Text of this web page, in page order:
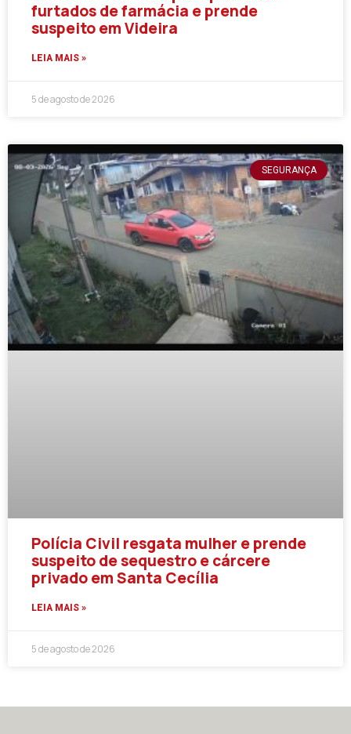
furtados de farmácia e prende
suspeito em Videira
LEIA MAIS »
5 de agosto de 2026
SEGURANÇA
Polícia Civil resgata mulher e prende
suspeito de sequestro e cárcere
privado em Santa Cecília
LEIA MAIS »
5 de agosto de 2026